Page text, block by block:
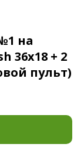
на
36x18 + 2
пульт)